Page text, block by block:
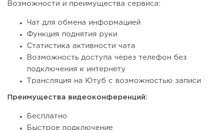
Возможности и преимущества сервиса:
Чат для обмена информацией
Функция поднятия руки
Статистика активности чата
Возможность доступа через телефон без
подключения к интернету
Трансляция на Ютуб с возможностью записи
Преимущества видеоконференций:
Бесплатно
Быстрое подключение